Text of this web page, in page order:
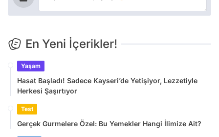
En Yeni İçerikler!
Yaşam
Hasat Başladı! Sadece Kayseri’de Yetişiyor, Lezzetiyle
Herkesi Şaşırtıyor
Test
Gerçek Gurmelere Özel: Bu Yemekler Hangi İlimize Ait?